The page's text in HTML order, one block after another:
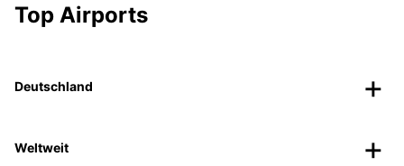
Top Airports
Deutschland
Weltweit